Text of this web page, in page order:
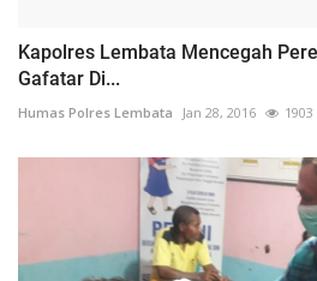
Kapolres Lembata Mencegah
Gafatar Di...
Humas Polres Lembata Jan 28, 2016 1903